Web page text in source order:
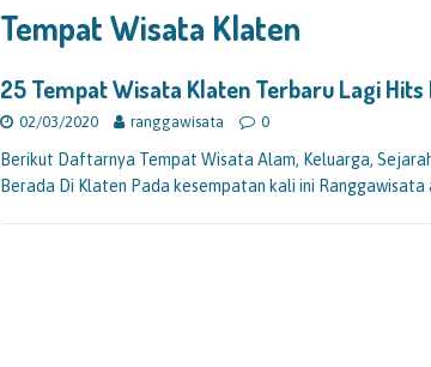
Tempat Wisata Klaten
25 Tempat Wisata Klaten Terbaru Lagi
02/03/2020 ranggawisata 0
Berikut Daftarnya Tempat Wisata Alam, Keluarga,
Berada Di Klaten Pada kesempatan kali ini Ranggawisata